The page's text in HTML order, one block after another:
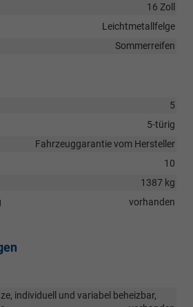
16 Zoll
Leichtmetallfelge
Sommerreifen
5
5-türig
Fahrzeuggarantie vom Hersteller
10
1387 kg
vorhanden
individuell und variabel beheizbar,